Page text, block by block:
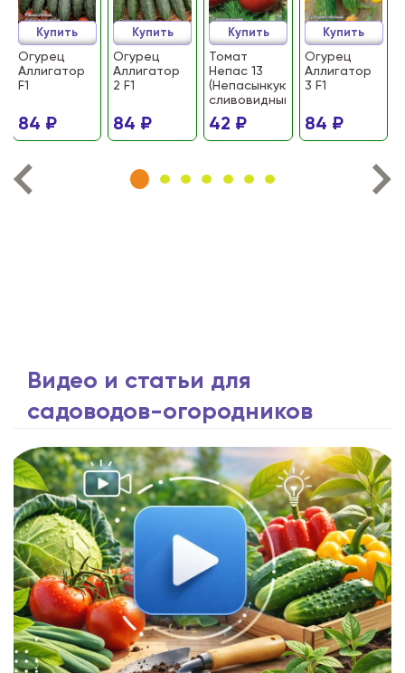
Огурец
Аллигатор
F1
84 ₽
Купить
Огурец
Аллигатор
2 F1
84 ₽
Купить
Томат
Непас 13
(Непасынкующийся
сливовидный)
42 ₽
Купить
Огурец
Аллигатор
3 F1
84 ₽
Купить
Видео и статьи для
садоводов-огородников